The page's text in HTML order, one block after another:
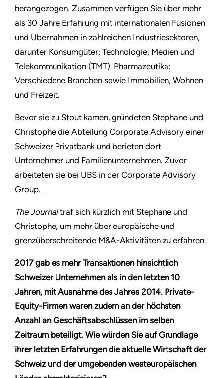
herangezogen. Zusammen verfügen Sie über mehr
als 30 Jahre Erfahrung mit internationalen Fusionen
und Übernahmen in zahlreichen Industriesektoren,
darunter Konsumgüter; Technologie, Medien und
Telekommunikation (TMT); Pharmazeutika;
Verschiedene Branchen sowie Immobilien, Wohnen
und Freizeit.
Bevor sie zu Stout kamen, gründeten Stephane und
Christophe die Abteilung Corporate Advisory einer
Schweizer Privatbank und berieten dort
Unternehmer und Familienunternehmen. Zuvor
arbeiteten sie bei UBS in der Corporate Advisory
Group.
The Journaltraf sich kürzlich mit Stephane und
Christophe, um mehr über europäische und
grenzüberschreitende M&A-Aktivitäten zu erfahren.
2017 gab es mehr Transaktionen hinsichtlich
Schweizer Unternehmen als in den letzten 10
Jahren, mit Ausnahme des Jahres 2014. Private-
Equity-Firmen waren zudem an der höchsten
Anzahl an Geschäftsabschlüssen im selben
Zeitraum beteiligt. Wie würden Sie auf Grundlage
ihrer letzten Erfahrungen die aktuelle Wirtschaft der
Schweiz und der umgebenden westeuropäischen